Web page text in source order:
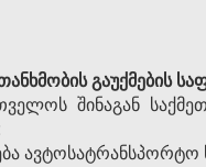
გაუქმების
შინაგან
ავტოსატრანსპორტო